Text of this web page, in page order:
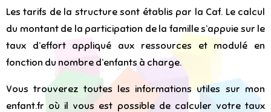
Les tarifs de la structure sont établis par la Caf. Le calcul
du montant de la participation de la famille s’appuie sur le
taux d’effort appliqué aux ressources et modulé en
fonction du nombre d’enfants à charge.
Vous trouverez toutes les informations utiles sur mon
enfant.fr où il vous est possible de calculer votre taux